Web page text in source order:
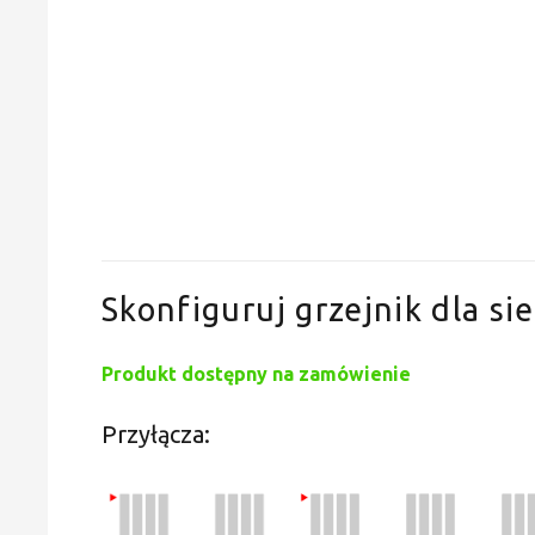
Skonfiguruj grzejnik dla
Produkt dostępny na zamówienie
Przyłącza: